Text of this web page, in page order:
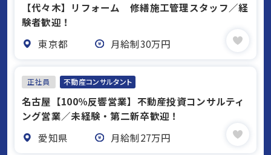
【代々木】リフォーム 修繕施工管理スタッフ／経
験者歓迎！
東京都
月給制30万円
正社員 不動産コンサルタント
名古屋【100％反響営業】不動産投資コンサルティ
ング営業／未経験・第二新卒歓迎！
愛知県
月給制27万円